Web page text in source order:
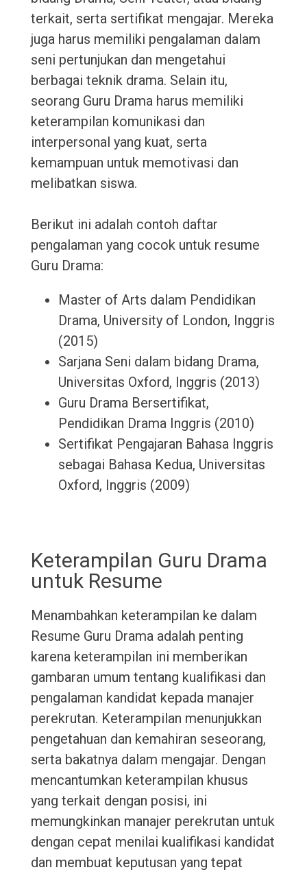
terkait, serta sertifikat mengajar. Mereka
juga harus memiliki pengalaman dalam
seni pertunjukan dan mengetahui
berbagai teknik drama. Selain itu,
seorang Guru Drama harus memiliki
keterampilan komunikasi dan
interpersonal yang kuat, serta
kemampuan untuk memotivasi dan
melibatkan siswa.
Berikut ini adalah contoh daftar
pengalaman yang cocok untuk resume
Guru Drama:
Master of Arts dalam Pendidikan
Drama, University of London, Inggris
(2015)
Sarjana Seni dalam bidang Drama,
Universitas Oxford, Inggris (2013)
Guru Drama Bersertifikat,
Pendidikan Drama Inggris (2010)
Sertifikat Pengajaran Bahasa Inggris
sebagai Bahasa Kedua, Universitas
Oxford, Inggris (2009)
Keterampilan Guru Drama
untuk Resume
Menambahkan keterampilan ke dalam
Resume Guru Drama adalah penting
karena keterampilan ini memberikan
gambaran umum tentang kualifikasi dan
pengalaman kandidat kepada manajer
perekrutan. Keterampilan menunjukkan
pengetahuan dan kemahiran seseorang,
serta bakatnya dalam mengajar. Dengan
mencantumkan keterampilan khusus
yang terkait dengan posisi, ini
memungkinkan manajer perekrutan untuk
dengan cepat menilai kualifikasi kandidat
dan membuat keputusan yang tepat